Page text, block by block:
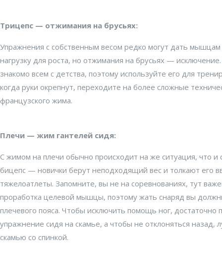
Трицепс — отжимания на брусьях:
Упражнения с собственным весом редко могут дать
нагрузку для роста, но отжимания на брусьях —
знакомо всем с детства, поэтому используйте его для
когда руки окрепнут, переходите на более сложные
французского жима.
Плечи — жим гантелей сидя:
С жимом на плечи обычно происходит на же ситуация, что и
бицепс — новички берут неподходящий вес и толкают его
тяжелоатлеты. Запомните, вы не на соревнованиях, тут
проработка целевой мышцы, поэтому жать снаряд вы
плечевого пояса. Чтобы исключить помощь ног, достаточно
упражнение сидя на скамье, а чтобы не отклоняться назад,
скамью со спинкой.